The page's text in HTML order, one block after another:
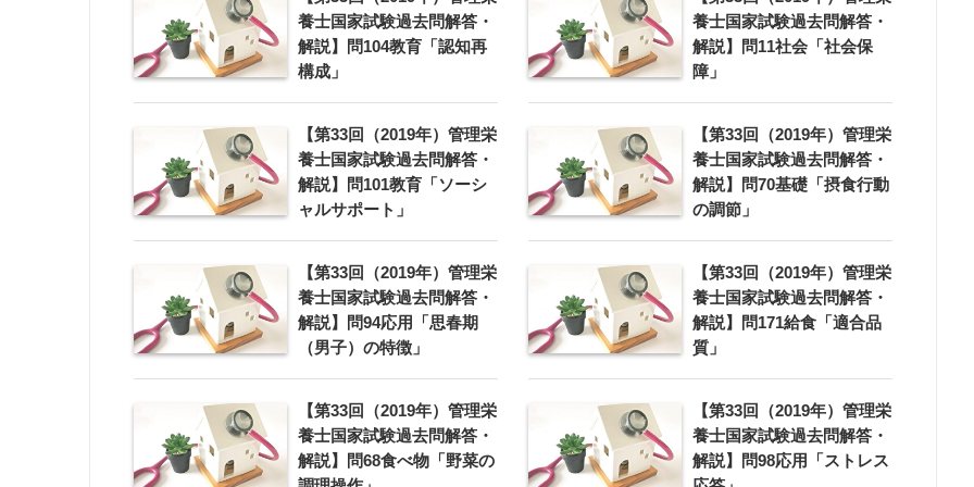
養士国家試験過去問解答・
解説】問104教育「認知再
構成」
養士国家試験過去問解答・
解説】問11社会「社会保
障」
【第33回（2019年）管理栄
養士国家試験過去問解答・
解説】問101教育「ソーシ
ャルサポート」
【第33回（2019年）管理栄
養士国家試験過去問解答・
解説】問70基礎「摂食行動
の調節」
【第33回（2019年）管理栄
養士国家試験過去問解答・
解説】問94応用「思春期
（男子）の特徴」
【第33回（2019年）管理栄
養士国家試験過去問解答・
解説】問171給食「適合品
質」
【第33回（2019年）管理栄
養士国家試験過去問解答・
解説】問68食べ物「野菜の
【第33回（2019年）管理栄
養士国家試験過去問解答・
解説】問98応用「ストレス